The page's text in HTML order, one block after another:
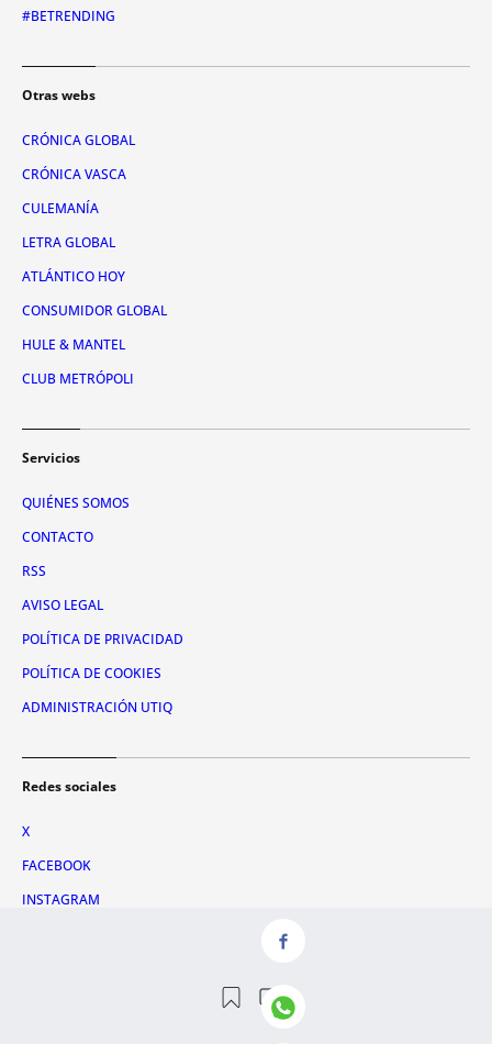
#BETRENDING
Otras webs
CRÓNICA GLOBAL
CRÓNICA VASCA
CULEMANÍA
LETRA GLOBAL
ATLÁNTICO HOY
CONSUMIDOR GLOBAL
HULE & MANTEL
CLUB METRÓPOLI
Servicios
QUIÉNES SOMOS
CONTACTO
RSS
AVISO LEGAL
POLÍTICA DE PRIVACIDAD
POLÍTICA DE COOKIES
ADMINISTRACIÓN UTIQ
Redes sociales
X
FACEBOOK
INSTAGRAM